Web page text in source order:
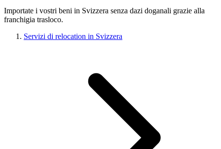
Importate i vostri beni in Svizzera senza dazi doganali grazie alla
franchigia trasloco.
Servizi di relocation in Svizzera